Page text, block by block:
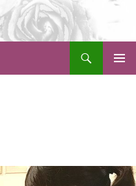
セルライト除去整体・小顔矯正・骨盤矯正 奈良 心月整体院